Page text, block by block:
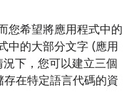
您希望將應用程式中的
中的大部分文字 (應用
下，您可以建立三個
在特定語言代碼的資